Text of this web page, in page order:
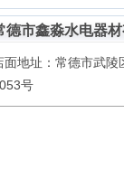
德市鑫淼水电器材
面地址：常德市武陵
号